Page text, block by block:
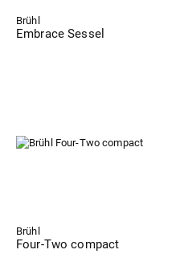
Brühl
Embrace Sessel
Brühl
Four-Two compact